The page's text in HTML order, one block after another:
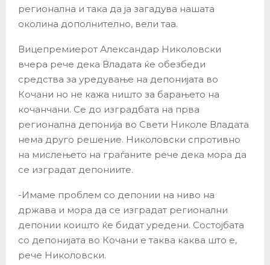
регионална и така да ја загадува нашата
околина дополнително, вели таа.
Вицепремиерот Александар Николовски
вчера рече дека Владата ќе обезбеди
средства за уредување на депонијата во
Кочани но не кажа ништо за барањето на
кочанчани. Се до изградбата на прва
регионална депонија во Свети Николе Владата
нема друго решение. Николовски спротивно
на мислењето на граѓаните рече дека мора да
се изградат депониите.
-Имаме проблем со депонии на ниво на
држава и мора да се изградат регионални
депонии коишто ќе бидат уредени. Состојбата
со депонијата во Кочани е таква каква што е,
рече Николовски.